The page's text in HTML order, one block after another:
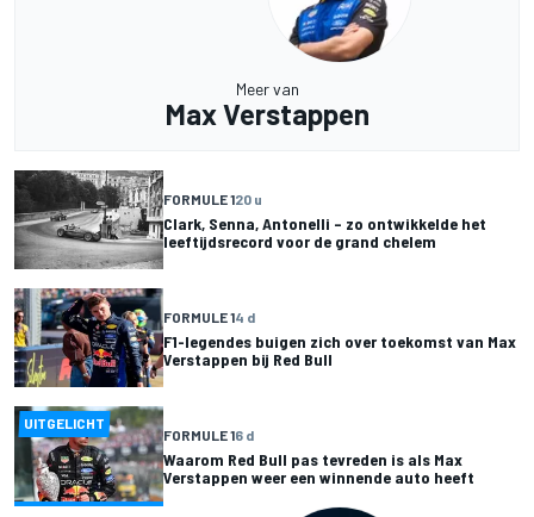
Meer van
Max Verstappen
FORMULE 120 u
Clark, Senna, Antonelli – zo ontwikkelde het
leeftijdsrecord voor de grand chelem
FORMULE 14 d
F1-legendes buigen zich over toekomst van Max
Verstappen bij Red Bull
UITGELICHT
FORMULE 16 d
Waarom Red Bull pas tevreden is als Max
Verstappen weer een winnende auto heeft